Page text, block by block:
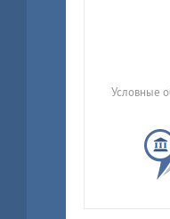
Условные